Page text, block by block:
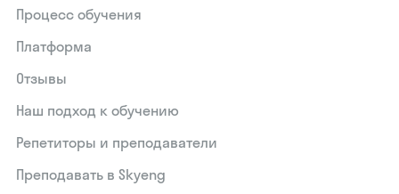
Процесс обучения
Платформа
Отзывы
Наш подход к обучению
Репетиторы и преподаватели
Преподавать в Skyeng